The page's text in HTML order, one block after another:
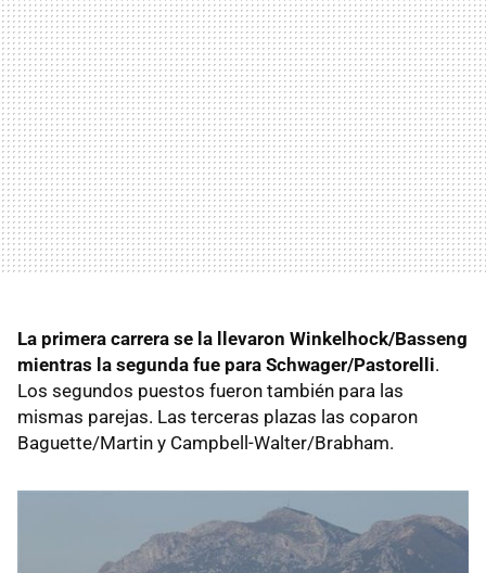
La primera carrera se la llevaron Winkelhock/Basseng
mientras la segunda fue para Schwager/Pastorelli.
Los segundos puestos fueron también para las
mismas parejas. Las terceras plazas las coparon
Baguette/Martin y Campbell-Walter/Brabham.